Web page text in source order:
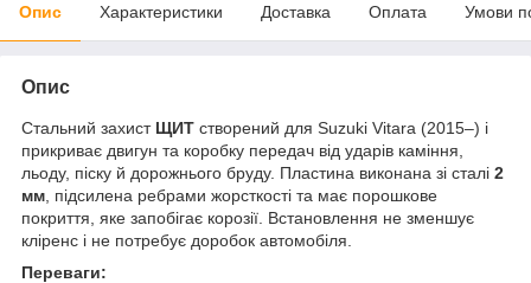
Опис Характеристики Доставка Оплата Умови
Опис
Стальний захист ЩИТ створений для Suzuki Vitara (2015–) і
прикриває двигун та коробку передач від ударів каміння,
льоду, піску й дорожнього бруду. Пластина виконана зі сталі 2
мм , підсилена ребрами жорсткості та має порошкове
покриття, яке запобігає корозії. Встановлення не зменшує
кліренс і не потребує доробок автомобіля.
Переваги: